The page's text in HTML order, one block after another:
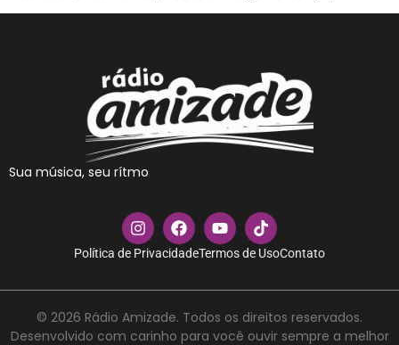
Sua música, seu rítmo
Política de PrivacidadeTermos de UsoContato
© 2026 Rádio Amizade. Todos os direitos reservados.
Desenvolvido com carinho para você ouvir sempre a melhor